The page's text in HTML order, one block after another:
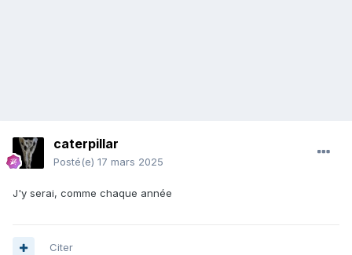
caterpillar
Posté(e) 17 mars 2025
J'y serai, comme chaque année
Citer